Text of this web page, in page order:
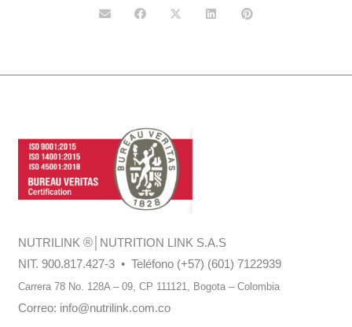
NUTRILINK ®│NUTRITION LINK S.A.S
NIT. 900.817.427-3 • Teléfono (+57) (601) 7122939
Carrera 78 No. 128A – 09, CP 111121, Bogota – Colombia
Correo: info@nutrilink.com.co